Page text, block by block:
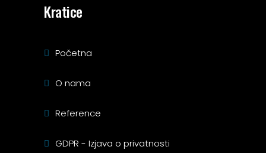
Kratice
Početna
O nama
Reference
GDPR - Izjava o privatnosti